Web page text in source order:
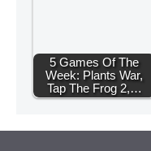
5 Games Of The
Week: Plants War,
Tap The Frog 2,…